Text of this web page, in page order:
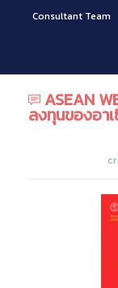
Consultant Team
ASEAN
ลงทุนของอา